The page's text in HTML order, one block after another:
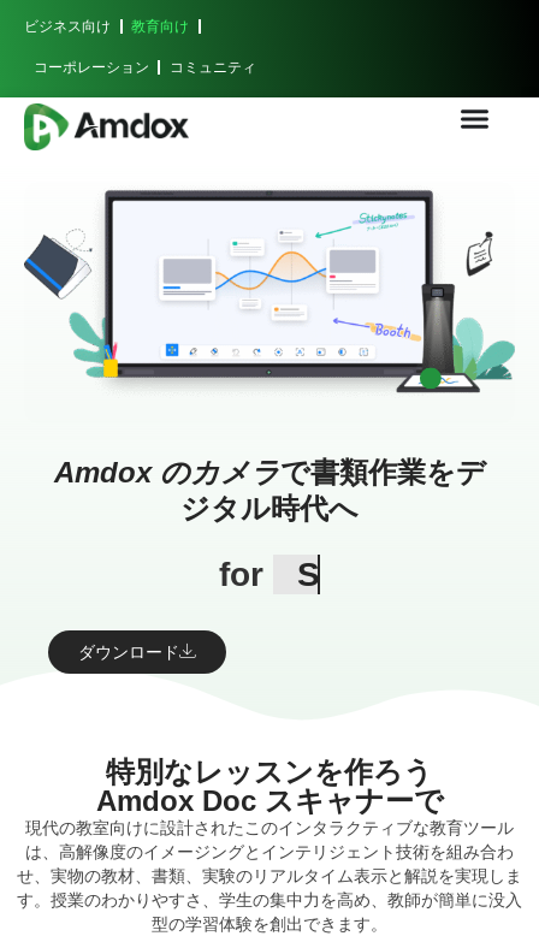
ビジネス向け 教育向け
コーポレーション コミュニティ
Amdox のカメラで書類作業をデ
ジタル時代へ
for Schools
Universities
ダウンロード
特別なレッスンを作ろう
Amdox Doc スキャナーで
現代の教室向けに設計されたこのインタラクティブな教育ツール
は、高解像度のイメージングとインテリジェント技術を組み合わ
せ、実物の教材、書類、実験のリアルタイム表示と解説を実現しま
す。授業のわかりやすさ、学生の集中力を高め、教師が簡単に没入
型の学習体験を創出できます。